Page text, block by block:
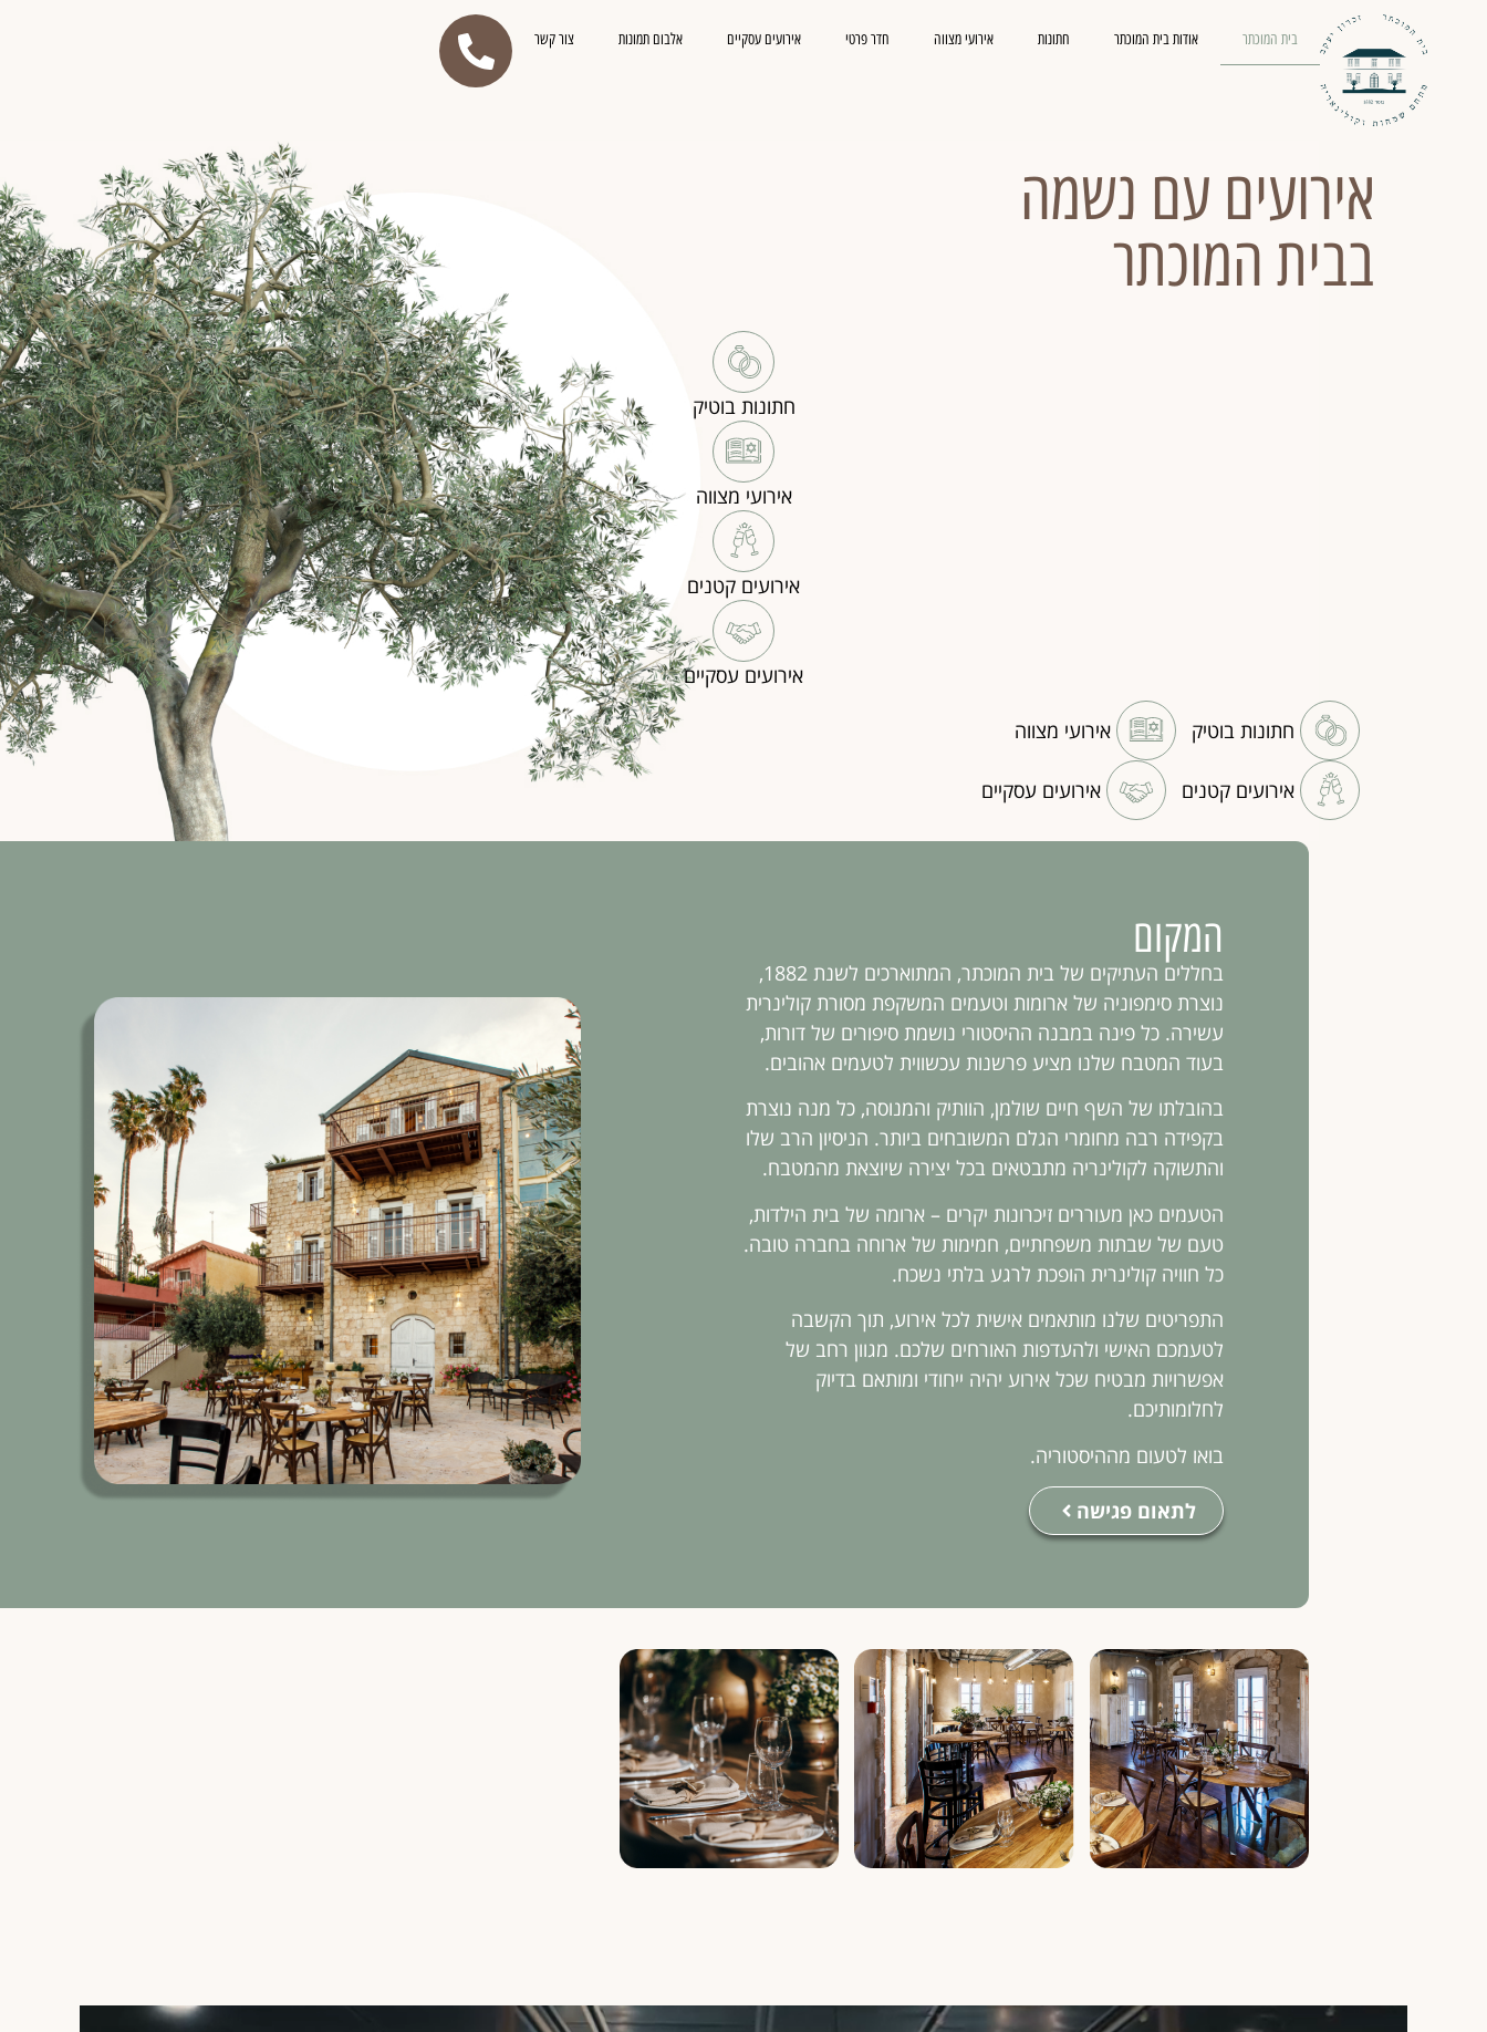
בית המוכתר אודות בית המוכתר חתונות אירועי מצווה חדר פרטי אירועים עסקיים אלבום תמונות צור קשר
אירועים עם נשמה
בבית המוכתר
חתונות בוטיק
אירועי מצווה
אירועים קטנים
אירועים עסקיים
חתונות בוטיק אירועי מצווה
אירועים קטנים אירועים עסקיים
המקום
בחללים העתיקים של בית המוכתר, המתוארכים לשנת 1882,
נוצרת סימפוניה של ארומות וטעמים המשקפת מסורת קולינרית
עשירה. כל פינה במבנה ההיסטורי נושמת סיפורים של דורות,
בעוד המטבח שלנו מציע פרשנות עכשווית לטעמים אהובים.
בהובלתו של השף חיים שולמן, הוותיק והמנוסה, כל מנה נוצרת
בקפידה רבה מחומרי הגלם המשובחים ביותר. הניסיון הרב שלו
והתשוקה לקולינריה מתבטאים בכל יצירה שיוצאת מהמטבח.
הטעמים כאן מעוררים זיכרונות יקרים – ארומה של בית הילדות,
טעם של שבתות משפחתיים, חמימות של ארוחה בחברה טובה.
כל חוויה קולינרית הופכת לרגע בלתי נשכח.
התפריטים שלנו מותאמים אישית לכל אירוע, תוך הקשבה
לטעמכם האישי ולהעדפות האורחים שלכם. מגוון רחב של
אפשרויות מבטיח שכל אירוע יהיה ייחודי ומותאם בדיוק
לחלומותיכם.
בואו לטעום מההיסטוריה.
לתאום פגישה